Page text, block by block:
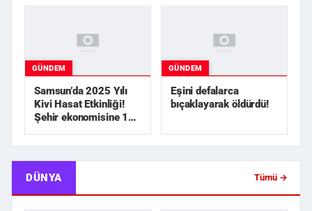
GÜNDEM
Samsun’da 2025 Yılı
Kivi Hasat Etkinliği!
Şehir ekonomisine 1
GÜNDEM
Eşini defalarca
bıçaklayarak öldürdü!
DÜNYA Tümü →